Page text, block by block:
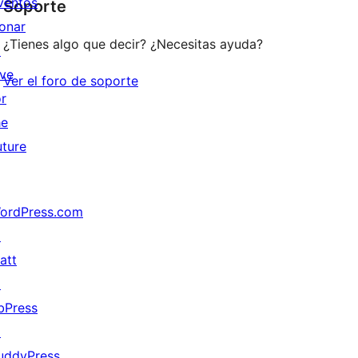
review
Soporte
¿Tienes algo que decir? ¿Necesitas ayuda?
Ver el foro de soporte